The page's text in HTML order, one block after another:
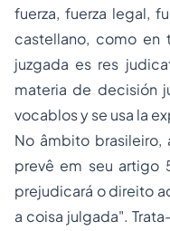
fuerza, fuerza legal,
castellano, como en
juzgada es res
materia de decisión
vocablos y se usa la
No âmbito brasileiro,
prevê em seu artigo
prejudicará o direito
a coisa julgada".